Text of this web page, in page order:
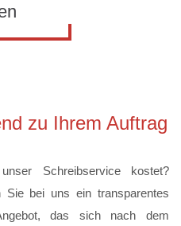
zu Ihrem Auftrag
Schreibservice kostet?
Sie bei uns ein transparentes
das sich nach dem